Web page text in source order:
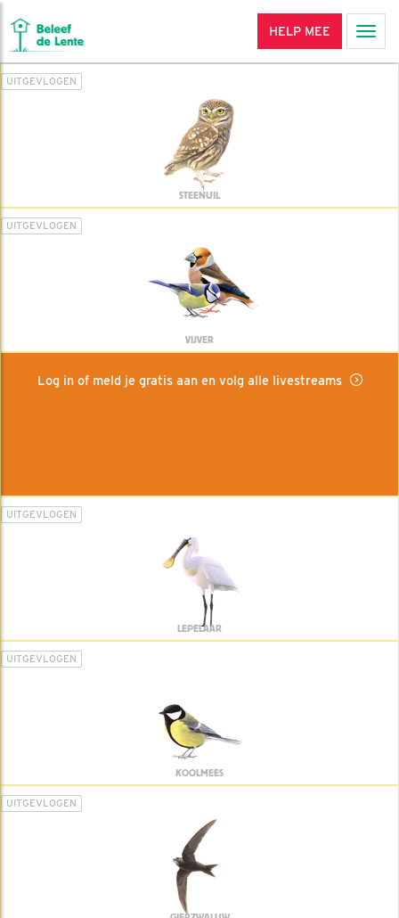
HELP MEE
UITGEVLOGEN
STEENUIL
UITGEVLOGEN
VIJVER
Log in of meld je gratis aan en volg alle livestreams
UITGEVLOGEN
LEPELAAR
UITGEVLOGEN
KOOLMEES
UITGEVLOGEN